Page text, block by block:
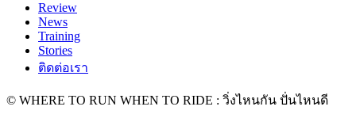
Review
News
Training
Stories
ติดต่อเรา
© WHERE TO RUN WHEN TO RIDE : วิ่งไหนกัน ปั่นไหนดี